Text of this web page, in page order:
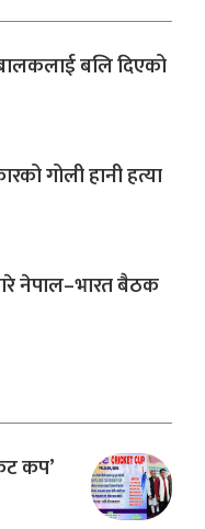
बलि दिएको
गोली हानी हत्या
नेपाल–भारत बैठक
कप’